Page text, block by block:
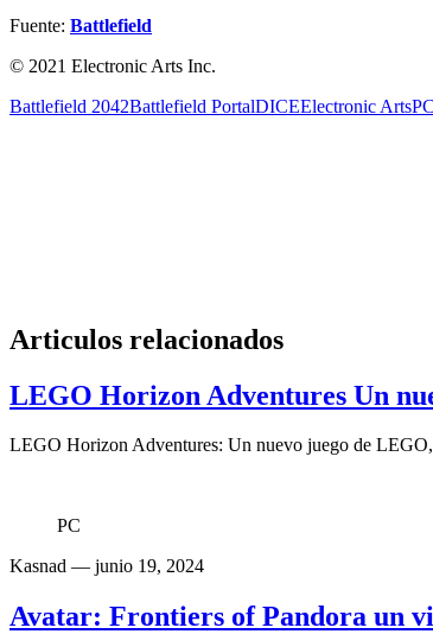
Fuente: Battlefield
© 2021 Electronic Arts Inc.
Battlefield 2042Battlefield PortalDICEElectronic ArtsPC
Articulos relacionados
LEGO Horizon Adventures Un
LEGO Horizon Adventures: Un nuevo juego de
PC
Kasnad — junio 19, 2024
Avatar: Frontiers of Pandora un